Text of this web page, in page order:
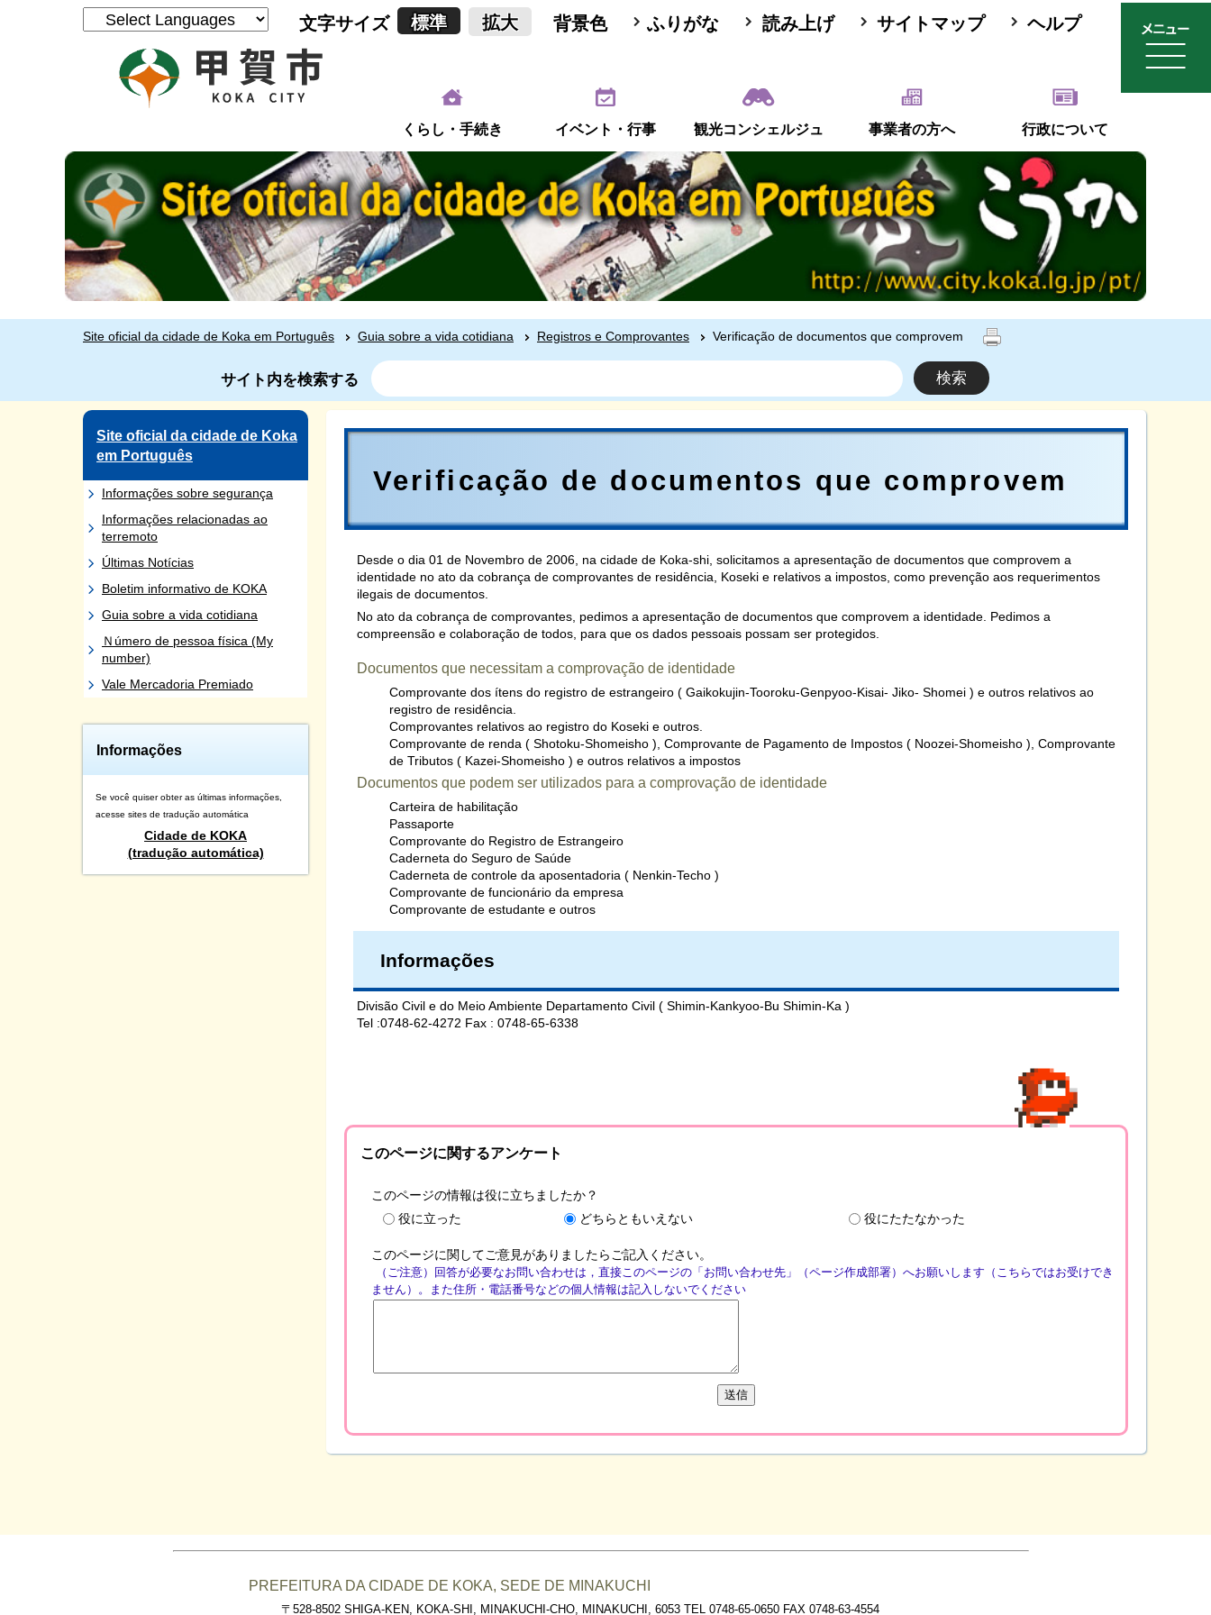
文字サイズ 標準 拡大 背景色 ふりがな 読み上げ サイトマップ ヘルプ
くらし・手続き イベント・行事 観光コンシェルジュ 事業者の方へ 行政について
Site oficial da cidade de Koka em Português Guia sobre a vida cotidiana Registros e Comprovantes Verificação de documentos que comprovem
サイト内を検索する
Site oficial da cidade de Koka
em Português
Informações sobre segurança
Informações relacionadas ao
terremoto
Últimas Notícias
Boletim informativo de KOKA
Guia sobre a vida cotidiana
Ｎúmero de pessoa física (My
number)
Vale Mercadoria Premiado
Informações
Se você quiser obter as últimas informações,
acesse sites de tradução automática
Cidade de KOKA
(tradução automática)
Verificação de documentos que comprovem
Desde o dia 01 de Novembro de 2006, na cidade de Koka-shi, solicitamos a apresentação de documentos que comprovem a
identidade no ato da cobrança de comprovantes de residência, Koseki e relativos a impostos, como prevenção aos requerimentos
ilegais de documentos.
No ato da cobrança de comprovantes, pedimos a apresentação de documentos que comprovem a identidade. Pedimos a
compreensão e colaboração de todos, para que os dados pessoais possam ser protegidos.
Documentos que necessitam a comprovação de identidade
Comprovante dos ítens do registro de estrangeiro ( Gaikokujin-Tooroku-Genpyoo-Kisai- Jiko- Shomei ) e outros relativos ao
registro de residência.
Comprovantes relativos ao registro do Koseki e outros.
Comprovante de renda ( Shotoku-Shomeisho ), Comprovante de Pagamento de Impostos ( Noozei-Shomeisho ), Comprovante
de Tributos ( Kazei-Shomeisho ) e outros relativos a impostos
Documentos que podem ser utilizados para a comprovação de identidade
Carteira de habilitação
Passaporte
Comprovante do Registro de Estrangeiro
Caderneta do Seguro de Saúde
Caderneta de controle da aposentadoria ( Nenkin-Techo )
Comprovante de funcionário da empresa
Comprovante de estudante e outros
Informações
Divisão Civil e do Meio Ambiente Departamento Civil ( Shimin-Kankyoo-Bu Shimin-Ka )
Tel :0748-62-4272 Fax : 0748-65-6338
このページに関するアンケート
このページの情報は役に立ちましたか？
役に立った
どちらともいえない 役にたたなかった
このページに関してご意見がありましたらご記入ください。
（ご注意）回答が必要なお問い合わせは，直接このページの「お問い合わせ先」（ページ作成部署）へお願いします（こちらではお受けでき
ません）。また住所・電話番号などの個人情報は記入しないでください
PREFEITURA DA CIDADE DE KOKA, SEDE DE MINAKUCHI
〒528-8502 SHIGA-KEN, KOKA-SHI, MINAKUCHI-CHO, MINAKUCHI, 6053 TEL 0748-65-0650 FAX 0748-63-4554